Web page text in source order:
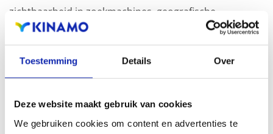
Toestemming Details Over
Deze website maakt gebruik van cookies
We gebruiken cookies om content en advertenties te
zichtbaarheid in zoekmachines, geografische
aanwezigheid en verbeterde aanwezigheid bij lokale
Registreer uw domeinnamen